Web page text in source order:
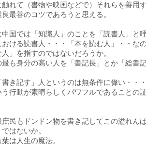
触れて（書物や映画などで）それらを善用
良最善のコツであろうと思える。
中国では「知識人」のことを「読書人」と
おける読書人・・・「本を読む人」・・な
」を指すのではないだろうか。
最も身分の高い人を「書記長」とか「総書
書き記す」人というのは無条件に偉い・・
う行動が素晴らしくパワフルであることの
庶民もドンドン物を書き記してこの溢れん
はないか。
は人生の魔法。